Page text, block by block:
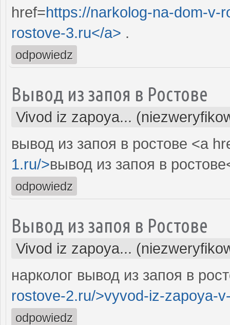
href=https://narkolog-na-dom-v-
rostove-3.ru</a> .
odpowiedz
Вывод из запоя в Ростове
Vivod iz zapoya...
вывод из запоя в ростове <a
1.ru/>вывод из запоя в
odpowiedz
Вывод из запоя в Ростове
Vivod iz zapoya...
нарколог вывод из запоя в
rostove-2.ru/>vyvod-iz-zapoya-
odpowiedz